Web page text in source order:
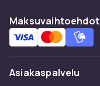
Maksuvaihtoehdot
Asiakaspalvelu